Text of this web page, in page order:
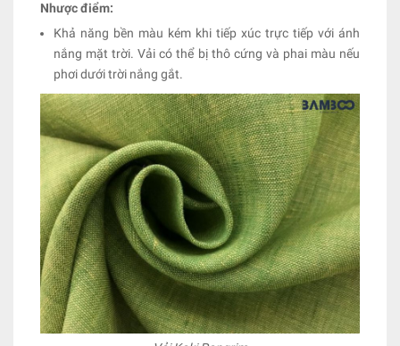
Nhược điểm:
Khả năng bền màu kém khi tiếp xúc trực tiếp với ánh
nắng mặt trời. Vải có thể bị thô cứng và phai màu nếu
phơi dưới trời nắng gắt.